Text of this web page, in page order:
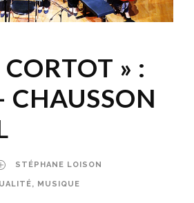
CORTOT » :
CHAUSSON
STÉPHANE LOISON
, MUSIQUE